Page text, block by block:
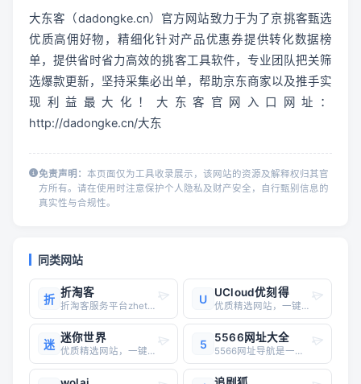
大东客（dadongke.cn）官方网站致力于为了京挑客甄选
优质高佣好物，精细化针对产品优惠券提供转化数据榜
单，提供省时省力高效的挑客工具软件，专业团队把关筛
选爆款更新，坚持采集必出单，帮助京东商家以及推手实
现利益最大化！大东客官网入口网址：
http://dadongke.cn/大东
免责声明： 本页面仅为工具收录展示，该网站的资源及解释权归其官
方所有。请在使用时注意保护个人隐私及财产安全，自行甄别信息的
真实性与合规性。
同类网站
折 折淘客
折淘客服务平台zhetaoke.com折淘客！联盟本着专注单品、极致转化的使命，提供业务包括领券优惠精选、鹊桥精选，以及淘宝客运营干货，帮助大家实现利益最大化，同时帮助淘宝卖家打造爆款，带动销售！折淘客官网入口网址：https://yanhuopro.com/折淘客是一个专注于淘宝、
U UCloud优刻得
优质精选网站，一键直达
迷 迷你世界
优质精选网站，一键直达
5 5566网址大全
5566网址导航是一个专业的网址导航平台，成立于1999年，是中国最早的专业网址站之一。它首创了列表式无介绍的网址导航格式，开创了上网不用记网址的时代。该平台收集了丰富多样的精彩网址，涵盖新闻、财经、军事、彩票、体育、电视、汽车、银行、视频、购物、邮箱、娱乐、天气、摄影、房产等多个领域。主要特点